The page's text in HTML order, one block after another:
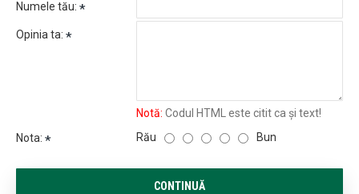
Numele tău:
Opinia ta:
Notă: Codul HTML este citit ca şi text!
Nota:
Rău Bun
CONTINUĂ